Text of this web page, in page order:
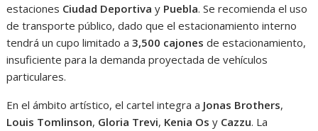
estaciones Ciudad Deportiva y Puebla. Se recomienda el uso
de transporte público, dado que el estacionamiento interno
tendrá un cupo limitado a3,500 cajones de estacionamiento,
insuficiente para la demanda proyectada de vehículos
particulares.
En el ámbito artístico, el cartel integra a Jonas Brothers,
Louis Tomlinson, Gloria Trevi, Kenia Os y Cazzu. La